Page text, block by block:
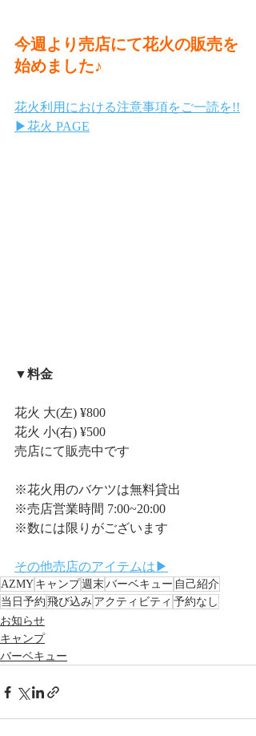
今週より売店にて花火の販売を
始めました♪
花火利用における注意事項をご一読を!!
▶︎花火 PAGE
▼料金
花火 大(左) ¥800
花火 小(右) ¥500
売店にて販売中です
※花火用のバケツは無料貸出
※売店営業時間 7:00~20:00
※数には限りがございます
その他売店のアイテムは▶︎
AZMY キャンプ週末バーベキュー 自己紹介
当日予約 飛び込み アクティビティ 予約なし
お知らせ
キャンプ
バーベキュー